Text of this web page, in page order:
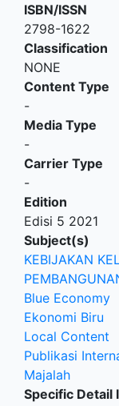
ISBN/ISSN
2798-1622
Classification
NONE
Content Type
-
Media Type
-
Carrier Type
-
Edition
Edisi 5 2021
Subject(s)
KEBIJAKAN
Blue Economy
Ekonomi Biru
Local Content
Publikasi
Majalah
Specific Detail